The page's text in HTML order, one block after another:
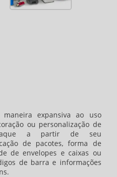
expansiva ao uso
ou personalização de
a partir de seu
de pacotes, forma de
de envelopes e caixas ou
de barra e informações